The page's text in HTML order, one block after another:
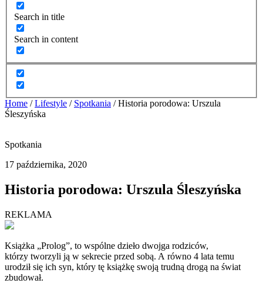
Search in title
Search in content
Home / Lifestyle / Spotkania / Historia porodowa: Urszula
Śleszyńska
Spotkania
17 października, 2020
Historia porodowa: Urszula Śleszyńska
REKLAMA
Książka „Prolog”, to wspólne dzieło dwojga rodziców,
którzy tworzyli ją w sekrecie przed sobą. A równo 4 lata temu
urodził się ich syn, który tę książkę swoją trudną drogą na świat
zbudował.